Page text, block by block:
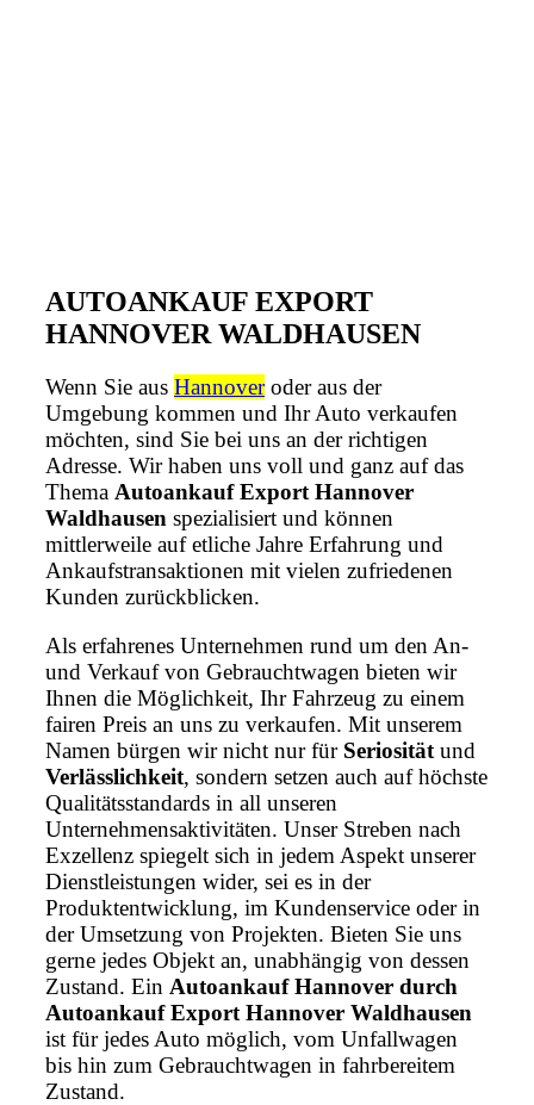
AUTOANKAUF EXPORT
HANNOVER WALDHAUSEN
Wenn Sie aus Hannoveroder aus der
Umgebung kommen und Ihr Auto verkaufen
möchten, sind Sie bei uns an der richtigen
Adresse. Wir haben uns voll und ganz auf das
Thema Autoankauf Export Hannover
Waldhausen spezialisiert und können
mittlerweile auf etliche Jahre Erfahrung und
Ankaufstransaktionen mit vielen zufriedenen
Kunden zurückblicken.
Als erfahrenes Unternehmen rund um den An-
und Verkauf von Gebrauchtwagen bieten wir
Ihnen die Möglichkeit, Ihr Fahrzeug zu einem
fairen Preis an uns zu verkaufen. Mit unserem
Namen bürgen wir nicht nur für Seriosität und
Verlässlichkeit, sondern setzen auch auf höchste
Qualitätsstandards in all unseren
Unternehmensaktivitäten. Unser Streben nach
Exzellenz spiegelt sich in jedem Aspekt unserer
Dienstleistungen wider, sei es in der
Produktentwicklung, im Kundenservice oder in
der Umsetzung von Projekten. Bieten Sie uns
gerne jedes Objekt an, unabhängig von dessen
Zustand. Ein Autoankauf Hannover durch
Autoankauf Export Hannover Waldhausen
ist für jedes Auto möglich, vom Unfallwagen
bis hin zum Gebrauchtwagen in fahrbereitem
Zustand.